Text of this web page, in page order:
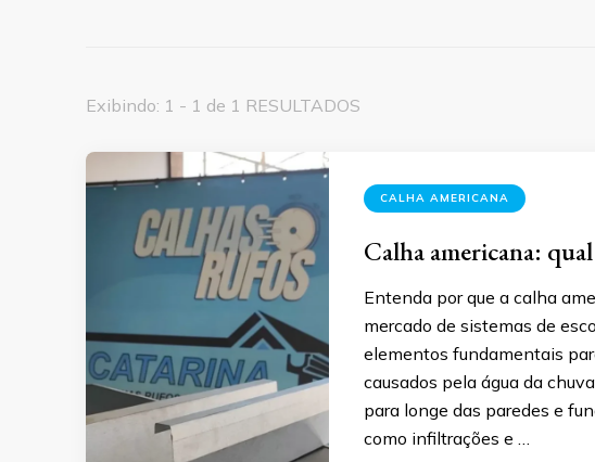
Exibindo: 1 - 1 de 1 RESULTADOS
CALHA AMERICANA
Calha americana:
Entenda por que a calha
mercado de sistemas de
elementos fundamentais
causados pela água da
para longe das paredes e
como infiltrações e …